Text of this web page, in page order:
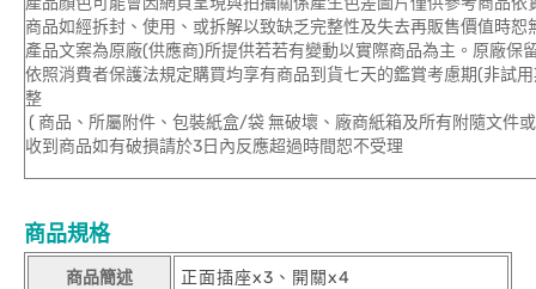
商品如經拆封、使用、或拆解以致缺乏完整性及失去再販售價值時恕
產品文案為原廠(供應商)所提供若若有變動以實際商品為主。原廠保
依照消費者保護法規定購買均享有商品到貨七天的鑑賞考慮期(非試
整
( 商品、所屬附件、包裝紙盒/袋 無破壞、廠商紙箱及所有附隨文件
收到商品如有破損請於3日內反應超過時間恕不受理
商品規格
商品簡述 正面插座x3、開關x4